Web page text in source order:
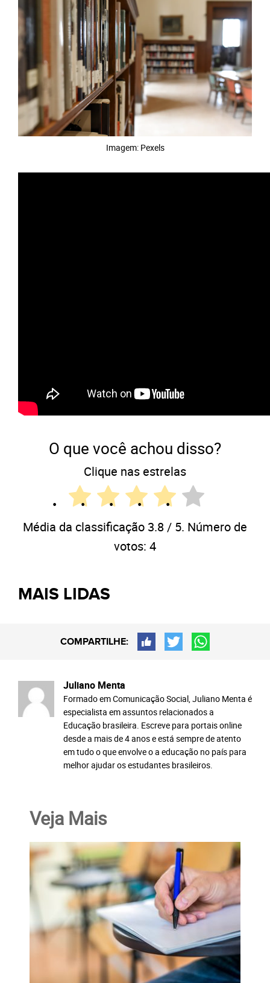
Imagem: Pexels
O que você achou disso?
Clique nas estrelas
Média da classificação 3.8/ 5. Número de
votos: 4
MAIS LIDAS
COMPARTILHE:
Juliano Menta
Formado em Comunicação Social, Juliano Menta é
especialista em assuntos relacionados a
Educação brasileira. Escreve para portais online
desde a mais de 4 anos e está sempre de atento
em tudo o que envolve o a educação no país para
melhor ajudar os estudantes brasileiros.
Veja Mais